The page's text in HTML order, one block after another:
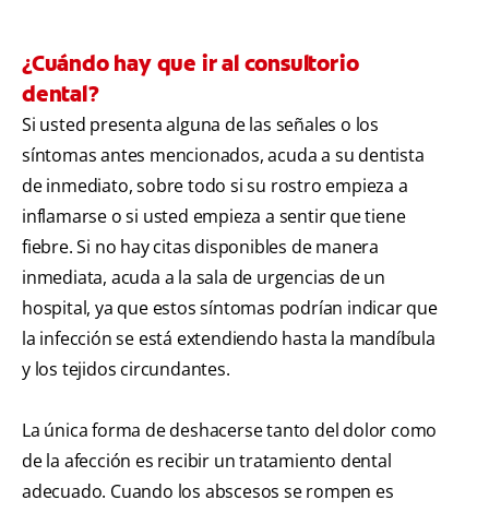
¿Cuándo hay que ir al consultorio
dental?
Si usted presenta alguna de las señales o los
síntomas antes mencionados, acuda a su dentista
de inmediato, sobre todo si su rostro empieza a
inflamarse o si usted empieza a sentir que tiene
fiebre. Si no hay citas disponibles de manera
inmediata, acuda a la sala de urgencias de un
hospital, ya que estos síntomas podrían indicar que
la infección se está extendiendo hasta la mandíbula
y los tejidos circundantes.
La única forma de deshacerse tanto del dolor como
de la afección es recibir un tratamiento dental
adecuado. Cuando los abscesos se rompen es